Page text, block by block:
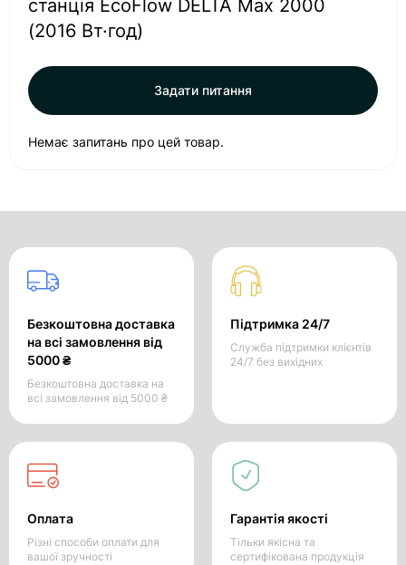
станція EcoFlow DELTA Max 2000
(2016 Вт·год)
Задати питання
Немає запитань про цей товар.
Безкоштовна доставка
на всі замовлення від
5000 ₴
Безкоштовна доставка на
всі замовлення від 5000 ₴
Підтримка 24/7
Служба підтримки клієнтів
24/7 без вихідних
Оплата
Різні способи оплати для
вашої зручності
Гарантія якості
Тільки якісна та
сертифікована продукція